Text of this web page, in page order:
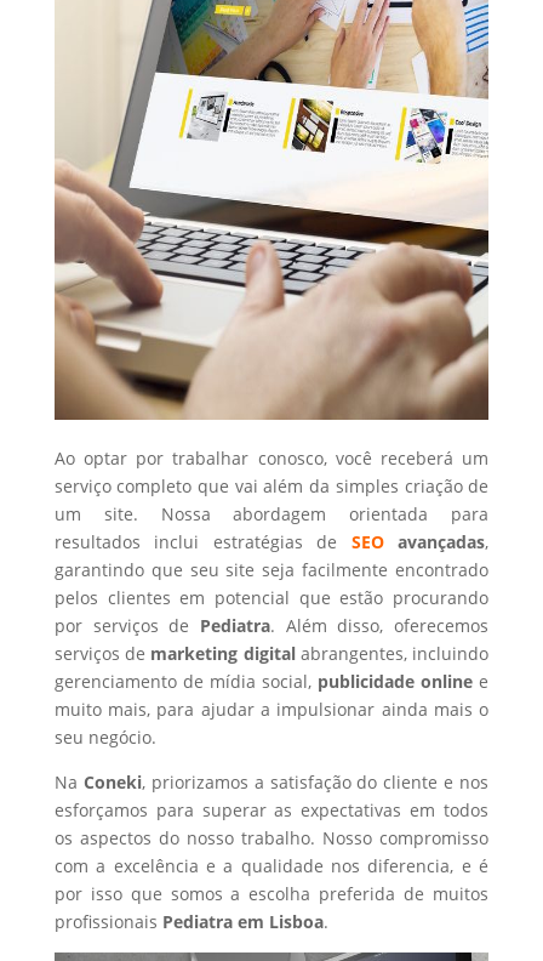
Ao optar por trabalhar conosco, você receberá um
serviço completo que vai além da simples criação de
um site. Nossa abordagem orientada para
resultados inclui estratégias de SEOavançadas,
garantindo que seu site seja facilmente encontrado
pelos clientes em potencial que estão procurando
por serviços de Pediatra. Além disso, oferecemos
serviços de marketing digital abrangentes, incluindo
gerenciamento de mídia social, publicidade online e
muito mais, para ajudar a impulsionar ainda mais o
seu negócio.
Na Coneki, priorizamos a satisfação do cliente e nos
esforçamos para superar as expectativas em todos
os aspectos do nosso trabalho. Nosso compromisso
com a excelência e a qualidade nos diferencia, e é
por isso que somos a escolha preferida de muitos
profissionais Pediatraem Lisboa.